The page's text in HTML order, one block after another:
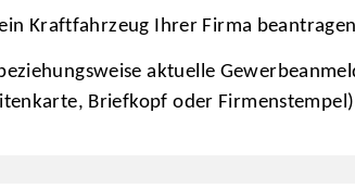
Kraftfahrzeug Ihrer Firma
aktuelle
Briefkopf oder Firmenstempel)